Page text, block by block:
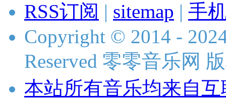
RSS订阅 | sitemap | 手
Copyright © 2014 -
Reserved 零零音乐网
本站所有音乐均来自